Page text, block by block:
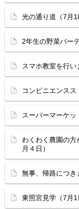
光の通り道（7月
2年生の野菜パー
スマホ教室を行い
コンビニエンスス
スーパーマーケッ
わくわく農園の方
月４日）
無事、帰路につき
東照宮見学（7月1